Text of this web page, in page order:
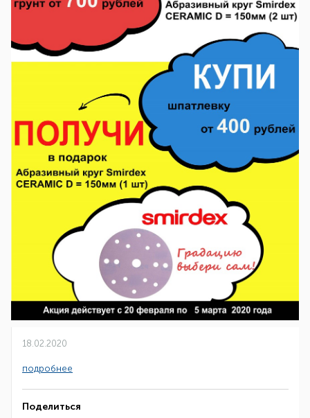
18.02.2020
подробнее
Поделиться